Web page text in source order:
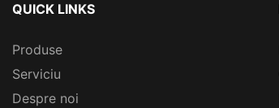
QUICK LINKS
Produse
Serviciu
Despre noi